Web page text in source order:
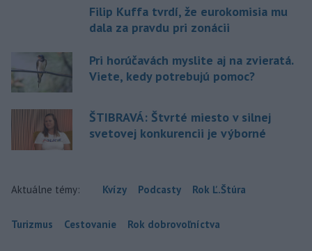
Filip Kuffa tvrdí, že eurokomisia mu
dala za pravdu pri zonácii
Pri horúčavách myslite aj na zvieratá.
Viete, kedy potrebujú pomoc?
ŠTIBRAVÁ: Štvrté miesto v silnej
svetovej konkurencii je výborné
Aktuálne témy: Kvízy Podcasty Rok Ľ.Štúra
Turizmus Cestovanie Rok dobrovoľníctva